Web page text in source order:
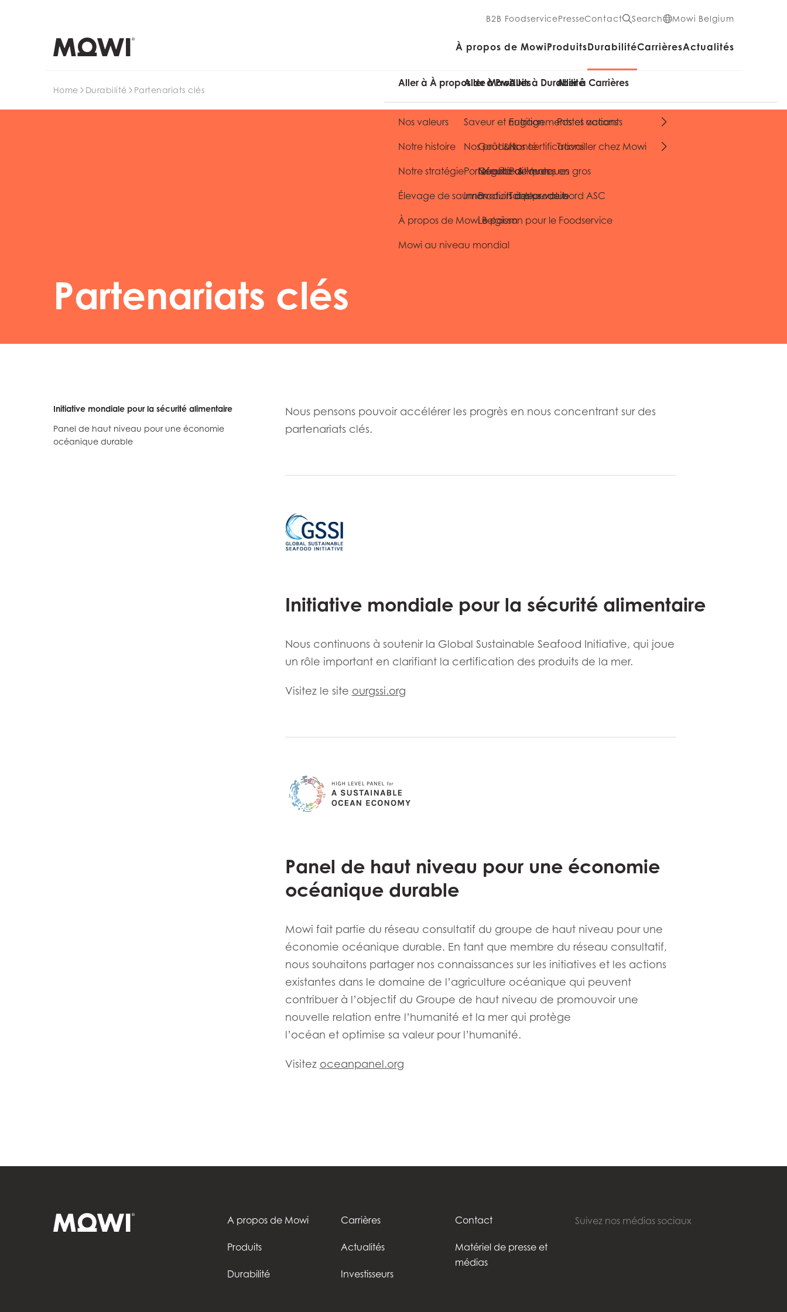
B2B FoodservicePresseContact Search Mowi Belgium
À propos de Mowi
Aller à À propos de Mowi
Nos valeurs
Notre histoire
Notre stratégie
Élevage de saumon
À propos de Mowi Belgium
Mowi au niveau mondial
Produits
Aller à Produits
Saveur et nutrition
Goût & santé
Qualité
Nos produits
Négoce & Ventes en gros
Produits à plus-value
Le poisson pour le Foodservice
Portefeuille de marques
Innovation des produits
Durabilité
Aller à Durabilité
Engagements et actions
Nos certifications
Politiques
Tableau de bord ASC
Carrières
Aller à Carrières
Postes vacants
Travailler chez Mowi
Actualités
Mowi Korea
Mowi Taiwan
Mowi Italy
Mowi Chile
Mowi USA
Home Durabilité Partenariats clés
Partenariats clés
Initiative mondiale pour la sécurité alimentaire
Panel de haut niveau pour une économie
océanique durable
Nous pensons pouvoir accélérer les progrès en nous concentrant sur des
partenariats clés.
Initiative mondiale pour la sécurité alimentaire
Nous continuons à soutenir la Global Sustainable Seafood Initiative, qui joue
un rôle important en clarifiant la certification des produits de la mer.
Visitez le site ourgssi.org
Panel de haut niveau pour une économie
océanique durable
Mowi fait partie du réseau consultatif du groupe de haut niveau pour une
économie océanique durable. En tant que membre du réseau consultatif,
nous souhaitons partager nos connaissances sur les initiatives et les actions
existantes dans le domaine de l’agriculture océanique qui peuvent
contribuer à l’objectif du Groupe de haut niveau de promouvoir une
nouvelle relation entre l’humanité et la mer qui protège
l’océan et optimise sa valeur pour l’humanité.
Visitez oceanpanel.org
A propos de Mowi
Produits
Durabilité
Carrières
Actualités
Investisseurs
Contact
Matériel de presse et
médias
Suivez nos médias sociaux